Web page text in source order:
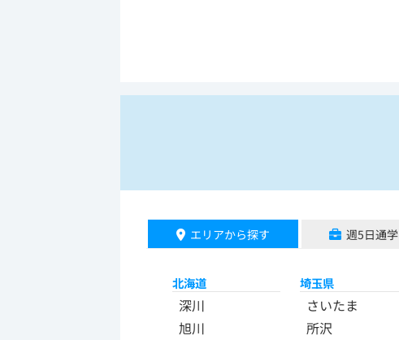
エリアから探す 週5日通学
北海道
深川
旭川
埼玉県
さいたま
所沢